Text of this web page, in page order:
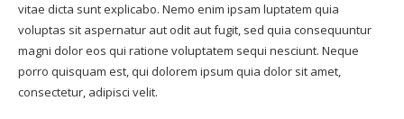
vitae dicta sunt explicabo. Nemo enim ipsam luptatem quia
voluptas sit aspernatur aut odit aut fugit, sed quia consequuntur
magni dolor eos qui ratione voluptatem sequi nesciunt. Neque
porro quisquam est, qui dolorem ipsum quia dolor sit amet,
consectetur, adipisci velit.